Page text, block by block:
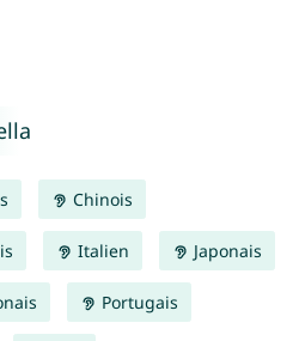
Chinois
Italien Japonais
Portugais